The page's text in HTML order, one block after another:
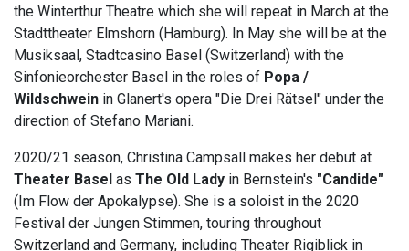
the Winterthur Theatre which she will repeat in March at the
Stadttheater Elmshorn (Hamburg). In May she will be at the
Musiksaal, Stadtcasino Basel (Switzerland) with the
Sinfonieorchester Basel in the roles of Popa /
Wildschwein in Glanert's opera "Die Drei Rätsel" under the
direction of Stefano Mariani.
2020/21 season, Christina Campsall makes her debut at
Theater Basel as The Old Lady in Bernstein's "Candide"
(Im Flow der Apokalypse). She is a soloist in the 2020
Festival der Jungen Stimmen, touring throughout
Switzerland and Germany, including Theater Rigiblick in